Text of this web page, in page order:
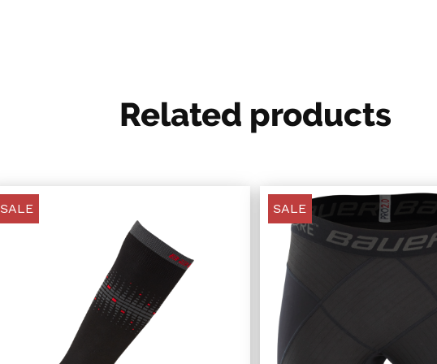
Related products
SALE SALE